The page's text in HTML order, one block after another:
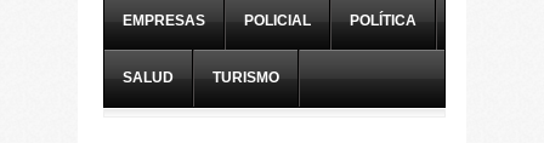
EMPRESAS POLICIAL POLÍTICA
SALUD TURISMO